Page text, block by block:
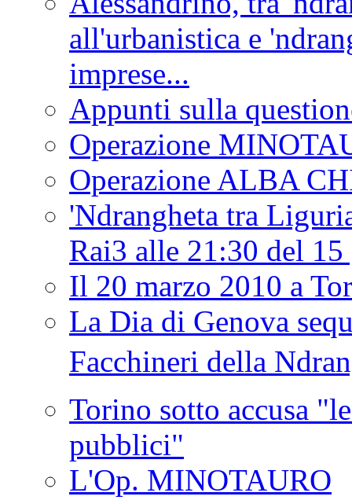
all'urbanistica e
imprese...
Appunti sulla
Operazione
Operazione ALBA
'Ndrangheta tra
Rai3 alle 21:30 del
Il 20 marzo 2010 a
La Dia di Genova
Facchineri della
Torino sotto accusa
pubblici"
L'Op. MINOTAURO